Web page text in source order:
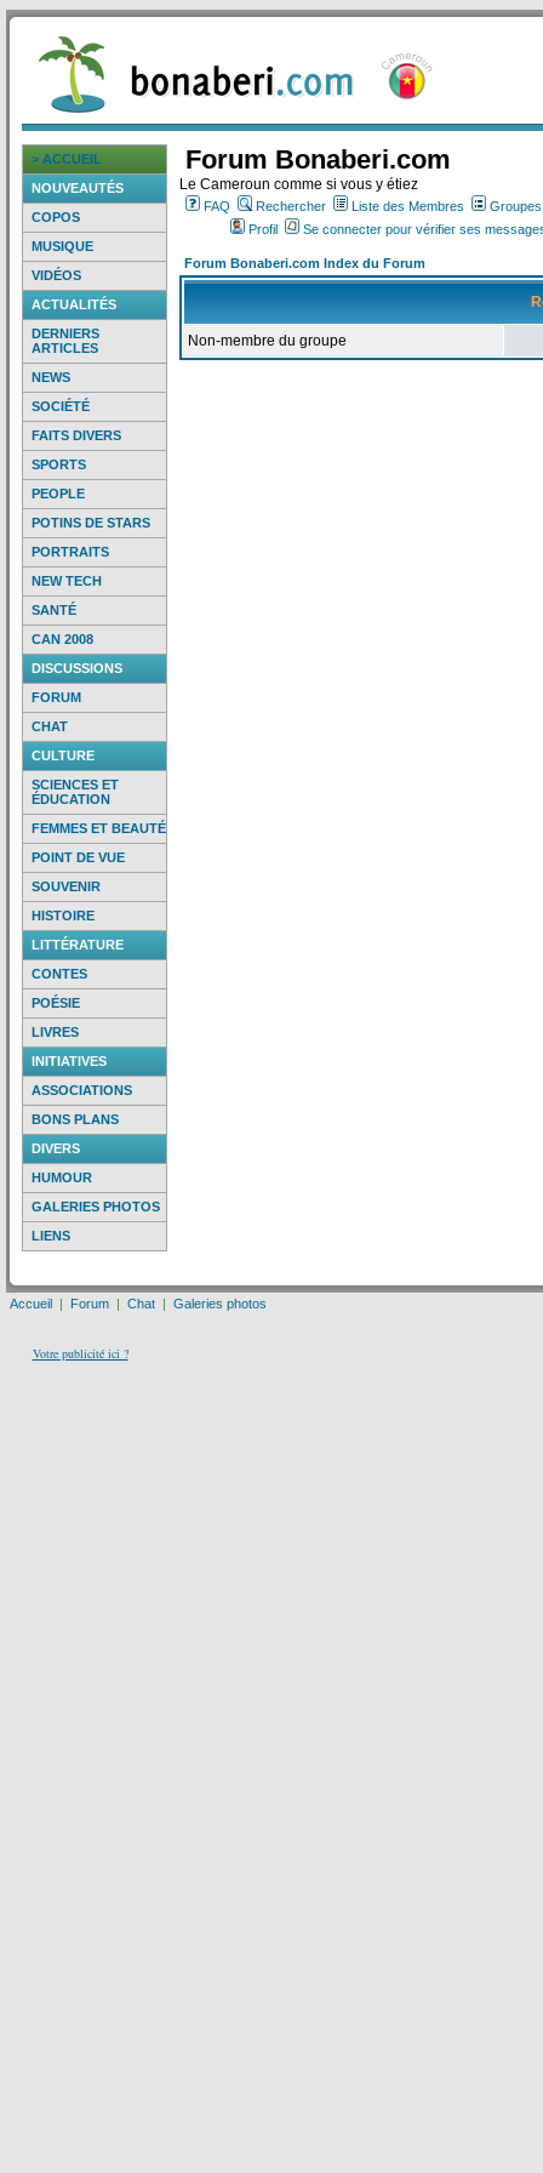
> ACCUEIL
NOUVEAUTÉS
COPOS
MUSIQUE
VIDÉOS
ACTUALITÉS
DERNIERS
ARTICLES
NEWS
SOCIÉTÉ
FAITS DIVERS
SPORTS
PEOPLE
POTINS DE STARS
PORTRAITS
NEW TECH
SANTÉ
CAN 2008
DISCUSSIONS
FORUM
CHAT
CULTURE
SCIENCES ET
ÉDUCATION
FEMMES ET BEAUTÉ
POINT DE VUE
SOUVENIR
HISTOIRE
LITTÉRATURE
CONTES
POÉSIE
LIVRES
INITIATIVES
ASSOCIATIONS
BONS PLANS
DIVERS
HUMOUR
GALERIES PHOTOS
LIENS
Forum Bonaberi.com
Le Cameroun comme si vous y étiez
FAQ Rechercher Liste des Membres
Profil
Se connecter pour vérifier ses
Forum Bonaberi.com Index du Forum
Non-membre du groupe
Accueil | Forum | Chat | Galeries photos
Votre publicité ici ?